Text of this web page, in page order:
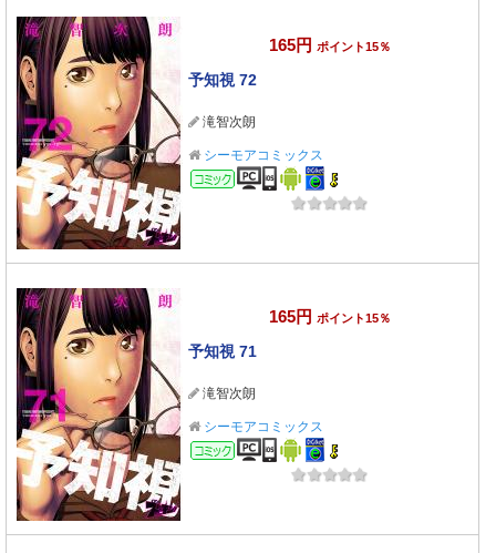
165円 ポイント15％
予知視 72
滝智次朗
シーモアコミックス
コミック
165円 ポイント15％
予知視 71
滝智次朗
シーモアコミックス
コミック